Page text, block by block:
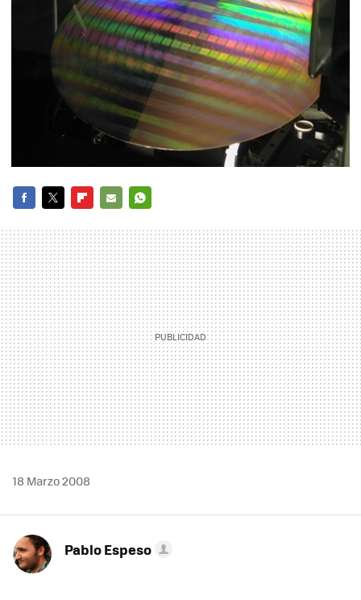
MAIL
18 Marzo 2008
Pablo Espeso